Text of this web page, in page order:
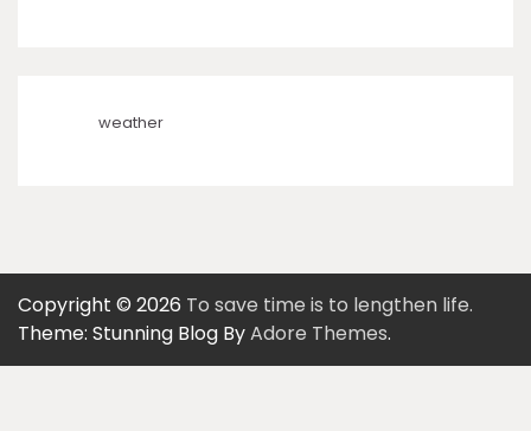
weather
Copyright © 2026 To save time is to lengthen life.
Theme: Stunning Blog ByAdore Themes.